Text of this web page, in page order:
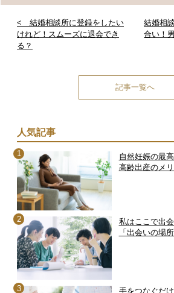
< 結婚相談所に登録をしたい
けれど！スムーズに退会でき
る？
結婚相
合い！
記事一覧へ
人気記事
自然妊娠の最
高齢出産のメ
私はここで出
「出会いの場
手をつなぐだ